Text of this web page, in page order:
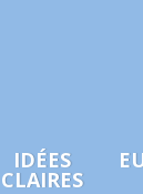
IDÉES
CLAIRES